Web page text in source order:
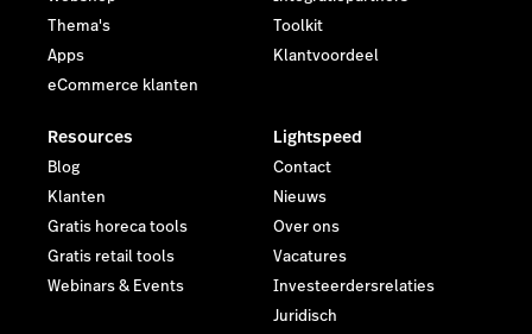
Thema's
Apps
eCommerce klanten
Toolkit
Klantvoordeel
Resources
Blog
Klanten
Gratis horeca tools
Gratis retail tools
Webinars & Events
Lightspeed
Contact
Nieuws
Over ons
Vacatures
Investeerdersrelaties
Juridisch